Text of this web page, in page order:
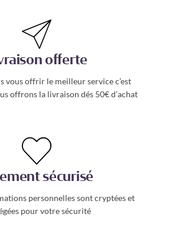
offerte
vous offrir le meilleur service c’est
offrons la livraison dés 50€ d’achat
sécurisé
personnelles sont cryptées et
pour votre sécurité